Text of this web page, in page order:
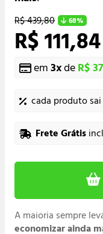
R$ 439,80 68%
R$ 111,84
em 3xde R$
cada produto
Frete Grátis
A maioria sempre
economizar ainda